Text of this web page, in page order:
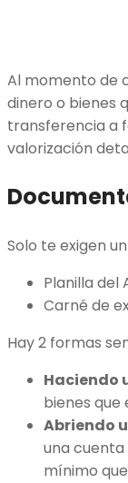
Al momento de
dinero o bienes
transferencia a
valorización
Solo te exigen
Planilla del
Carné de
Hay 2 formas
Haciendo
bienes
Abriendo
una
mínimo